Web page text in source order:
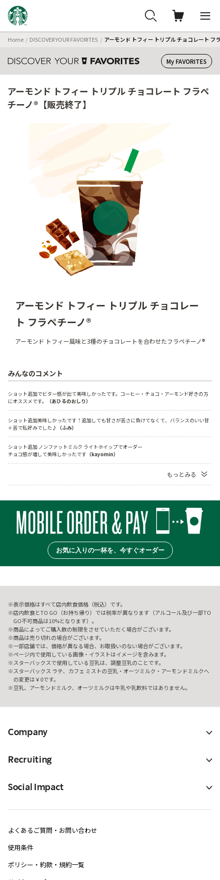
Home DISCOVER YOUR FAVORITES アーモンド トフィー トリプル チョコレート フ
My FAVORITES
アーモンド トフィー トリプル チョコレート フラペ
チーノ®【販売終了】
アーモンド トフィー トリプル チョコレー
ト フラペチーノ®
アーモンド トフィー風味と3種のチョコレートを合わせたフラペチーノ®
みんなのコメント
ショット追加でビター感が出て美味しかったです。コーヒー・チョコ・アーモンド好きの方
にオススメです。
（あひるのおしり）
ショット追加美味しかったです！追加しても甘さが苦さに負けてなくて、バランスのいい甘
＋苦で私好みでした♪ （ふみ）
ショット追加 ノンファットミルク ライトホイップでオーダー
チョコ感が増して美味しかったです （kayomin）
もっとみる
お気に入りの一杯を、今すぐオーダー
表示価格はすべて店内飲食価格（税込）です。
店内飲食とTO GO（お持ち帰り）では税率が異なります（アルコール及び一部TO
GO不可商品は10%となります）。
商品によってご購入数の制限をさせていただく場合がございます。
商品は売り切れの場合がございます。
一部店舗では、価格が異なる場合、お取扱いのない場合がございます。
ページ内で使用している画像・イラストはイメージを含みます。
スターバックスで使用している豆乳は、調整豆乳のことです。
スターバックス ラテ、カフェ ミストの豆乳・オーツミルク・アーモンドミルクへ
の変更は￥0です。
豆乳、アーモンドミルク、オーツミルクは牛乳や乳飲料ではありません。
Company
Recruiting
Social Impact
よくあるご質問・お問い合わせ
使用条件
ポリシー・約款・規約一覧